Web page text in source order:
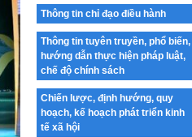
Kế hoạch Tổ chức Cuộc thi
chính luận về bảo vệ nền tảng tư
tưởng của Đảng…
Công bố công khai dự toán kinh
phí xây dựng pháp luật, hoàn
thiện thể chế, chính…
Quy định về nghiên cứu, ứng
dụng khoa học, công nghệ, đổi
Thông tin chỉ đạo điều hành
Thông tin tuyên truyền, phổ biến,
hướng dẫn thực hiện pháp luật,
chế độ chính sách
Chiến lược, định hướng, quy
hoạch, kế hoạch phát triển kinh
tế xã hội